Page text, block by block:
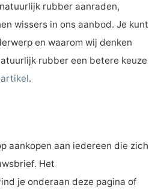
rubber aanraden,
wissers in ons aanbod. Je kunt
en waarom wij denken
rubber een betere keuze
.
aankopen aan iedereen die zich
Het
je onderaan deze pagina of